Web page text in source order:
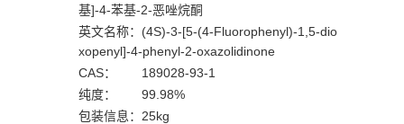
基]-4-苯基-2-恶唑烷酮
英文名称： (4S)-3-[5-(4-Fluorophenyl)-1,5-dio
xopenyl]-4-phenyl-2-oxazolidinone
CAS：
189028-93-1
纯度：
99.98%
包装信息： 25kg